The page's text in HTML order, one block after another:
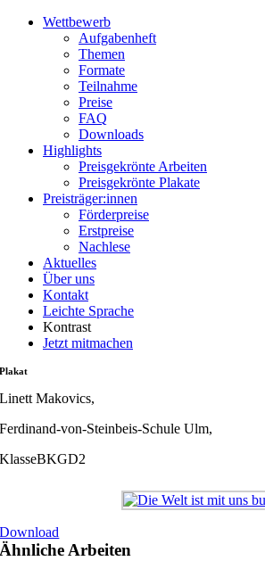
Wettbewerb
Aufgabenheft
Themen
Formate
Teilnahme
Preise
FAQ
Downloads
Highlights
Preisgekrönte Arbeiten
Preisgekrönte Plakate
Preisträger:innen
Förderpreise
Erstpreise
Nachlese
Aktuelles
Über uns
Kontakt
Leichte Sprache
Kontrast
Jetzt mitmachen
Plakat
Linett Makovics,
Ferdinand-von-Steinbeis-Schule Ulm,
KlasseBKGD2
Download
Ähnliche Arbeiten